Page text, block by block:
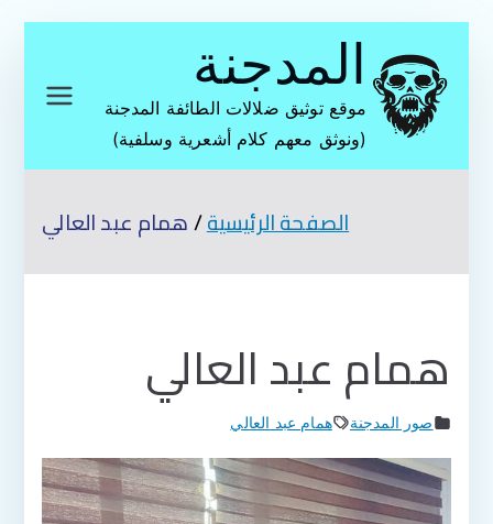
المحتوى
المدجنة
موقع توثيق ضلالات الطائفة المدجنة
(ونوثق معهم كلام أشعرية وسلفية)
الصفحة الرئيسية همام عبد العالي
همام عبد العالي
صور المدجنة همام عبد العالي